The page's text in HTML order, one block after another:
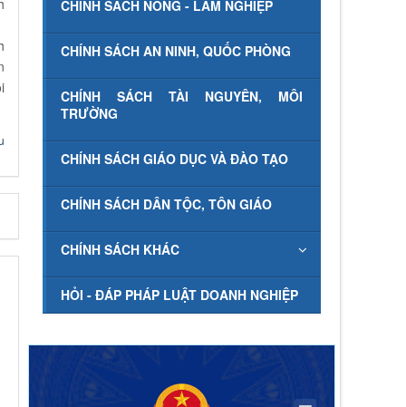
CHÍNH SÁCH NÔNG - LÂM NGHIỆP
CHÍNH SÁCH AN NINH, QUỐC PHÒNG
CHÍNH SÁCH TÀI NGUYÊN, MÔI
TRƯỜNG
CHÍNH SÁCH GIÁO DỤC VÀ ĐÀO TẠO
CHÍNH SÁCH DÂN TỘC, TÔN GIÁO
CHÍNH SÁCH KHÁC
HỎI - ĐÁP PHÁP LUẬT DOANH NGHIỆP